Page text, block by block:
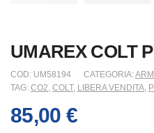
UMAREX COLT
COD: UM58194 CATEGORIA:
TAG: CO2, COLT, LIBERA VENDITA,
85,00 €